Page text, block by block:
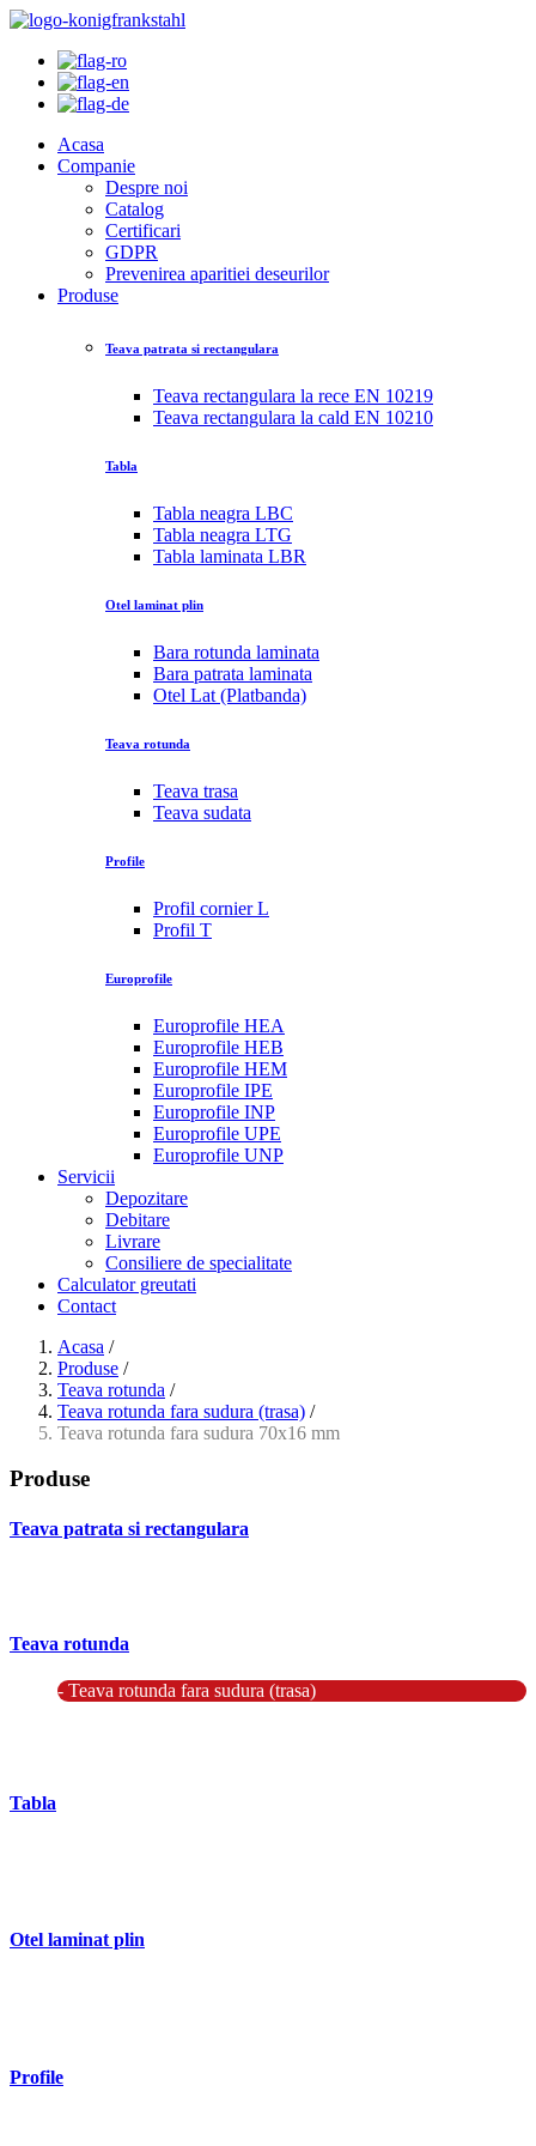
Acasa
Companie
Despre noi
Catalog
Certificari
GDPR
Prevenirea aparitiei deseurilor
Produse
Teava patrata si rectangulara
Teava rectangulara la rece EN 10219
Teava rectangulara la cald EN 10210
Tabla
Tabla neagra LBC
Tabla neagra LTG
Tabla laminata LBR
Otel laminat plin
Bara rotunda laminata
Bara patrata laminata
Otel Lat (Platbanda)
Teava rotunda
Teava trasa
Teava sudata
Profile
Profil cornier L
Profil T
Europrofile
Europrofile HEA
Europrofile HEB
Europrofile HEM
Europrofile IPE
Europrofile INP
Europrofile UPE
Europrofile UNP
Servicii
Depozitare
Debitare
Livrare
Consiliere de specialitate
Calculator greutati
Contact
Acasa /
Produse /
Teava rotunda /
Teava rotunda fara sudura (trasa) /
Teava rotunda fara sudura 70x16 mm
Produse
Teava patrata si rectangulara
Teava rotunda
- Teava rotunda fara sudura (trasa)
Tabla
Otel laminat plin
Profile